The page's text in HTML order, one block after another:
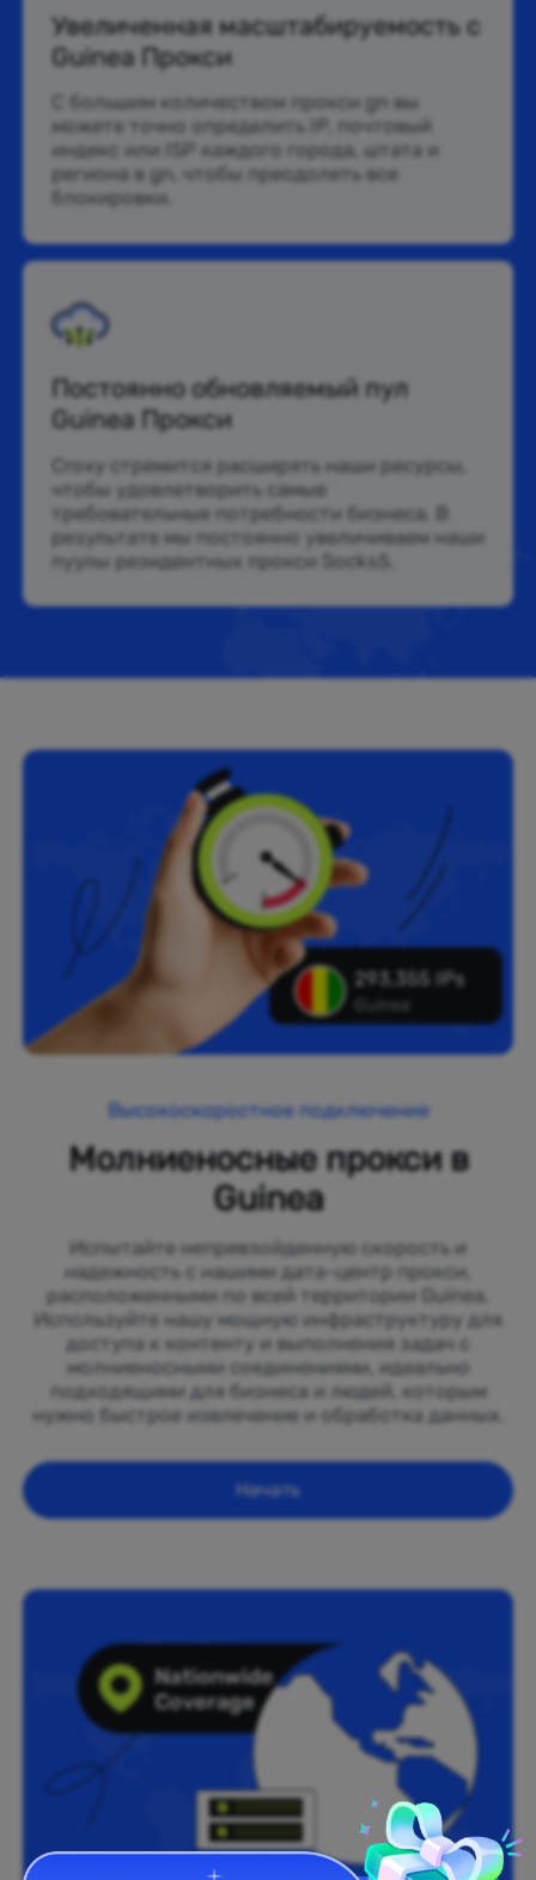
Увеличенная масштабируемость с
Guinea Прокси
С большим количеством прокси gn вы
можете точно определить IP, почтовый
индекс или ISP каждого города, штата и
региона в gn, чтобы преодолеть все
блокировки.
Постоянно обновляемый пул
Guinea Прокси
Croxy стремится расширять наши ресурсы,
чтобы удовлетворить самые
требовательные потребности бизнеса. В
результате мы постоянно увеличиваем наши
пуулы резидентных прокси Socks5.
293,355 IPs
Guinea
Высокоскоростное подключение
Молниеносные прокси в
Guinea
Испытайте непревзойденную скорость и
надежность с нашими дата-центр прокси,
расположенными по всей территории Guinea.
Используйте нашу мощную инфраструктуру для
доступа к контенту и выполнения задач с
молниеносными соединениями, идеально
подходящими для бизнеса и людей, которым
нужно быстрое извлечение и обработка данных.
Начать